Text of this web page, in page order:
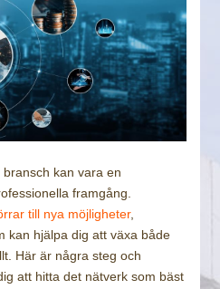
kan vara en
framgång.
till nya möjligheter,
kan hjälpa dig att växa både
Här är några steg och
att hitta det nätverk som bäst